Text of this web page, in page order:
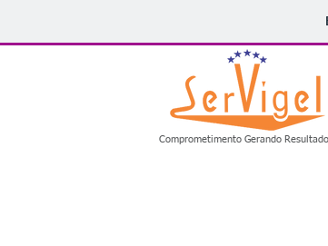
Comprometimento Gerando